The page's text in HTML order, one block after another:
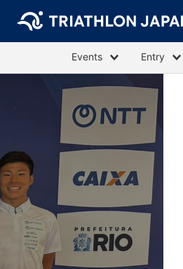
Events Entry